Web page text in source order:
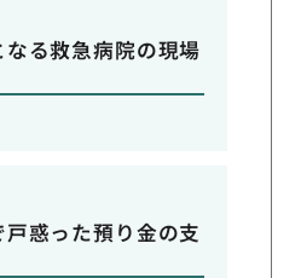
る救急病院の現場
惑った預り金の支